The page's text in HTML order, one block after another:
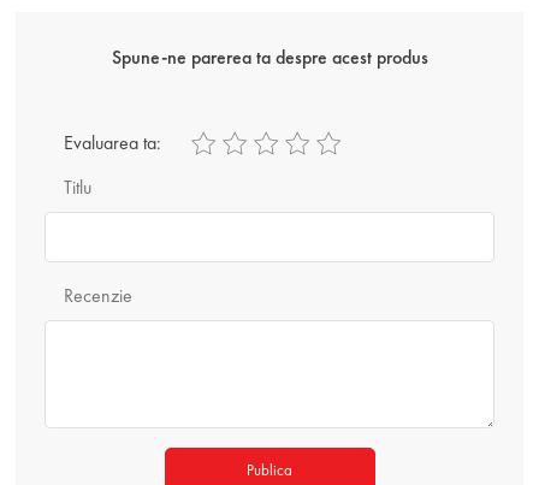
Spune-ne parerea ta despre acest produs
Titlu
Evaluarea ta:
Recenzie
Publica